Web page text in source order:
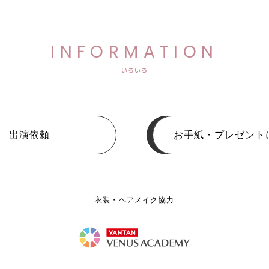
INFORMATION
いろいろ
出演依頼 お手紙・プレゼント
衣装・ヘアメイク協力